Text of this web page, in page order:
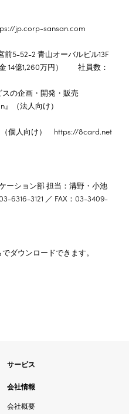
jp.corp-sansan.com
前5-52-2 青山オーバルビル13F
14億1,260万円） 社員数：
の企画・開発・販売
』（法人向け）
（個人向け） https://8card.net
ーション部 担当：溝野・小池
6316-3121 ／ FAX：03-3409-
ダウンロードできます。
サービス
会社情報
会社概要